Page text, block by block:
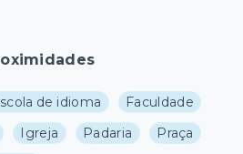
de idioma
Faculdade
Igreja Padaria
Praça